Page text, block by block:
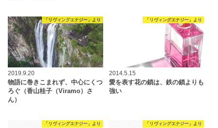
「リヴィングエナジー」より
2019.9.20
物語に巻きこまれず、中心にくつ
ろぐ（香山桂子（Viramo）さ
ん）
「リヴィングエナジー」より
2014.5.15
愛を表す花の鎖は、鉄の鎖よりも
強い
「リヴィングエナジー」より 「リヴィングエナジー」より